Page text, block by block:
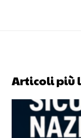
Articoli più